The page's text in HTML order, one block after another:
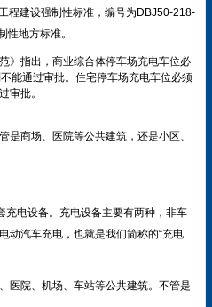
程建设强制性标准，编号为DBJ50-218-
地方标准。
》指出，商业综合体停车场充电车位必
能通过审批。住宅停车场充电车位必须
审批。
商场、医院等公共建筑，还是小区、
充电设备。充电设备主要有两种，非车
动汽车充电，也就是我们简称的“充电
医院、机场、车站等公共建筑。不管是